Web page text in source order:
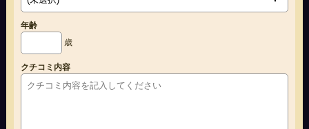
年齢
歳
クチコミ内容